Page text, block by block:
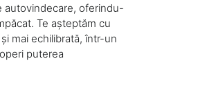
autovindecare, oferindu-
Te așteptăm cu
mai echilibrată, într-un
puterea